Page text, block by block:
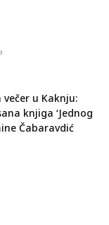
večer u Kaknju:
knjiga ‘Jednog
Čabaravdić